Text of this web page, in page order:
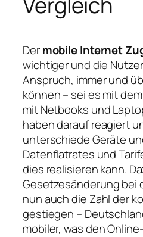
Dermobile Internet
wichtiger und die
Anspruch, immer und
können – sei es mit
mit Netbooks und
haben darauf reagiert
unterschiede Geräte
Datenflatrates und
dies realisieren kann.
Gesetzesänderung bei
nun auch die Zahl der
gestiegen –
mobiler, was den